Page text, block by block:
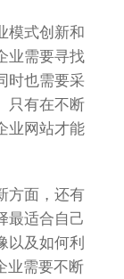
模式创新和
业需要寻找
时也需要采
只有在不断
业网站才能
方面，还有
最适合自己
以及如何利
业需要不断